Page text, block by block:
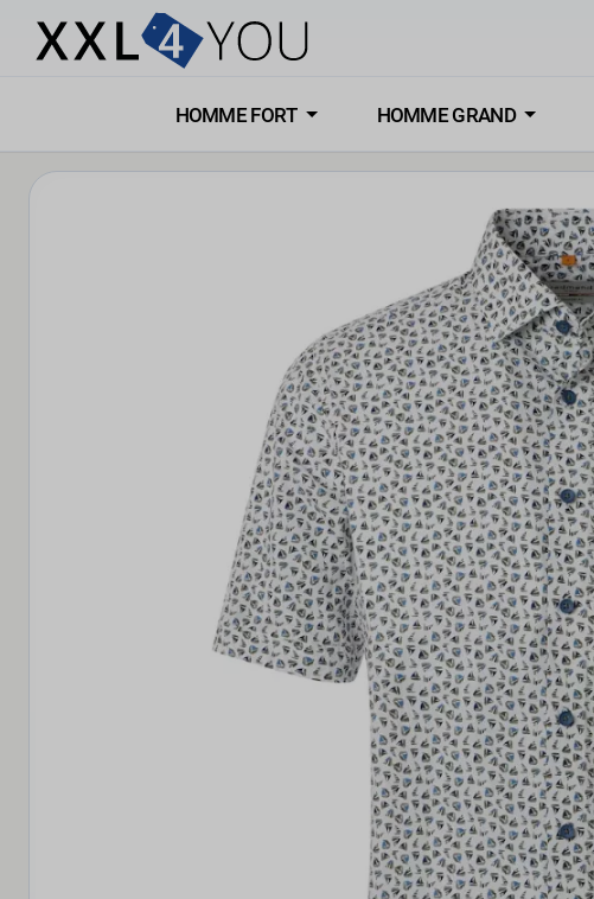
HOMME FORT HOMME GRAND